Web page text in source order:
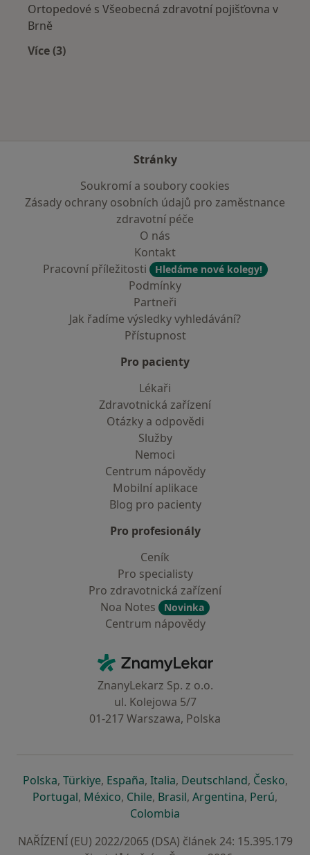
Ortopedové s Všeobecná zdravotní pojišťovna v
Brně
Více (3)
Stránky
Soukromí a soubory cookies
Zásady ochrany osobních údajů pro zaměstnance
zdravotní péče
O nás
Kontakt
Pracovní příležitosti
Hledáme nové kolegy!
Podmínky
Partneři
Jak řadíme výsledky vyhledávání?
Přístupnost
Pro pacienty
Lékaři
Zdravotnická zařízení
Otázky a odpovědi
Služby
Nemoci
Centrum nápovědy
Mobilní aplikace
Blog pro pacienty
Pro profesionály
Ceník
Pro specialisty
Pro zdravotnická zařízení
Noa Notes
Novinka
Centrum nápovědy
ZnamyLekar - Hlavní stránka
ZnanyLekarz Sp. z o.o.
ul. Kolejowa 5/7
01-217 Warszawa, Polska
Polskase otevře v nové záložce
, Türkiyese otevře v nové záložce
, Españase otevře v nové záložce
, Italiase otevře v nové záložce
, Deutschlandse otevře v
, Českose
,
Portugalse otevře v nové záložce
, Méxicose otevře v nové záložce
, Chilese otevře v nové záložce
, Brasilse otevře v nové
, Argentinase otevře v
, Perúse
,
Colombia
NAŘÍZENÍ (EU) 2022/2065 (DSA) článek 24: 15.395.179